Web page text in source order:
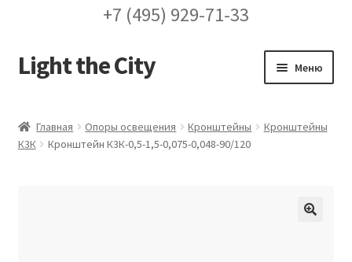
+7 (495) 929-71-33
Перейти
к
Перейти
к
Light the City Меню
FAQ про кронштейны
Главная Опоры освещения Кронштейны
Кронштейны
К3К
Кронштейн К3К-0,5-1,5-0,075-0,048-90/120